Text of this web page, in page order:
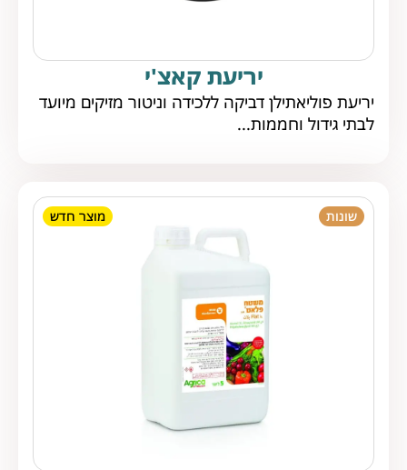
יריעת קאצ'י
יריעת פוליאתילן דביקה ללכידה וניטור מזיקים מיועד
לבתי גידול וחממות...
שונות מוצר חדש